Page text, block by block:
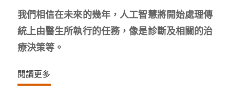
我們相信在未來的幾年，人工智慧將開始處理傳
統上由醫生所執行的任務，像是診斷及相關的治
療決策等。
閱讀更多